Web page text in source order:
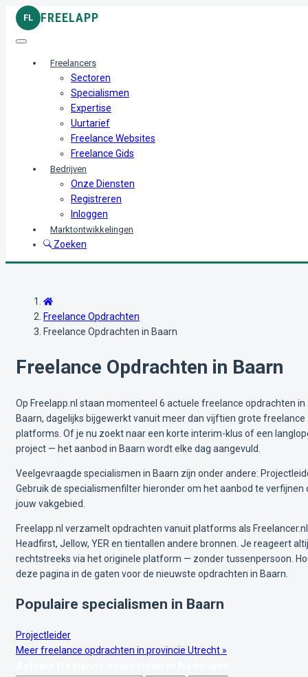
FL FREELAPP
Freelancers
Sectoren
Specialismen
Expertise
Uurtarief
Freelance Websites
Freelance Gids
Bedrijven
Onze Diensten
Registreren
Inloggen
Marktontwikkelingen
Zoeken
Freelance Opdrachten
Freelance Opdrachten in Baarn
Freelance Opdrachten in Baarn
Op Freelapp.nl staan momenteel 6 actuele freelance opdrachten in
Baarn, dagelijks bijgewerkt vanuit meer dan vijftien grote freelance
platforms. Of je nu zoekt naar een korte interim-klus of een
project — het aanbod in Baarn wordt elke dag aangevuld.
Veelgevraagde specialismen in Baarn zijn onder andere:
Gebruik de specialismenfilter hieronder om het aanbod te verfijnen
jouw vakgebied.
Freelapp.nl verzamelt opdrachten vanuit platforms als
Headfirst, Jellow, YER en tientallen andere bronnen. Je reageert
rechtstreeks via het originele platform — zonder tussenpersoon.
deze pagina in de gaten voor de nieuwste opdrachten in Baarn.
Populaire specialismen in Baarn
Projectleider
Meer freelance opdrachten in provincie Utrecht »